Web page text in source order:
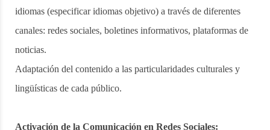
idiomas (especificar idiomas objetivo) a través de diferentes
canales: redes sociales, boletines informativos, plataformas de
noticias.
Adaptación del contenido a las particularidades culturales y
lingüísticas de cada público.
Activación de la Comunicación en Redes Sociales: